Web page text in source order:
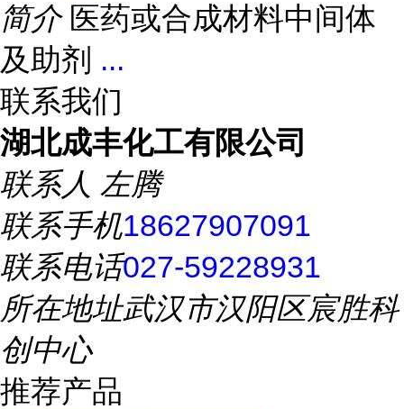
简介 医药或合成材料中间体
及助剂 ...
联系我们
湖北成丰化工有限公司
联系人 左腾
联系手机18627907091
联系电话027-59228931
所在地址武汉市汉阳区宸胜科
创中心
推荐产品